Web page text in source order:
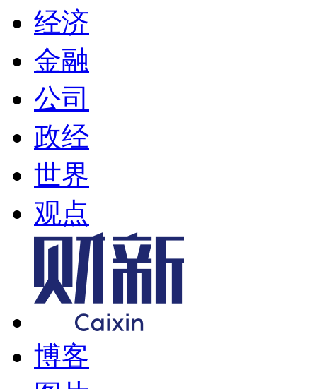
经济
金融
公司
政经
世界
观点
博客